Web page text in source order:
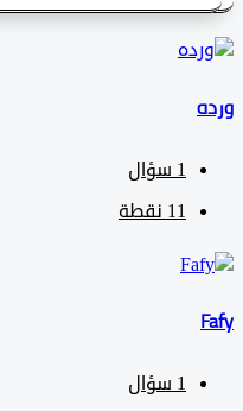
سؤال
نقطة
سؤال